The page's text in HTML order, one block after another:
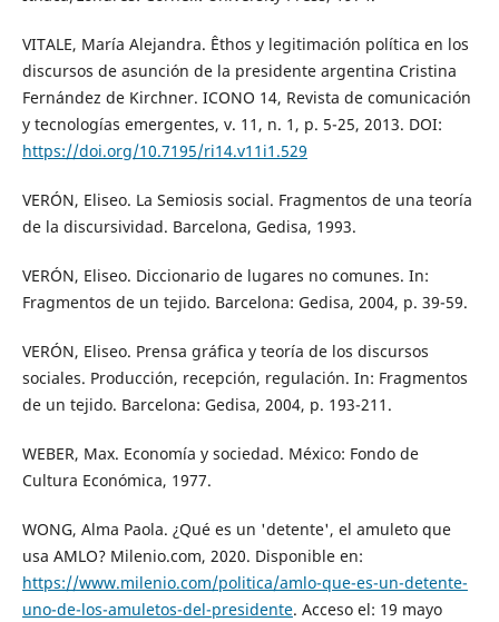
VITALE, María Alejandra. Êthos y legitimación política en los
discursos de asunción de la presidente argentina Cristina
Fernández de Kirchner. ICONO 14, Revista de comunicación
y tecnologías emergentes, v. 11, n. 1, p. 5-25, 2013. DOI:
https://doi.org/10.7195/ri14.v11i1.529
VERÓN, Eliseo. La Semiosis social. Fragmentos de una teoría
de la discursividad. Barcelona, Gedisa, 1993.
VERÓN, Eliseo. Diccionario de lugares no comunes. In:
Fragmentos de un tejido. Barcelona: Gedisa, 2004, p. 39-59.
VERÓN, Eliseo. Prensa gráfica y teoría de los discursos
sociales. Producción, recepción, regulación. In: Fragmentos
de un tejido. Barcelona: Gedisa, 2004, p. 193-211.
WEBER, Max. Economía y sociedad. México: Fondo de
Cultura Económica, 1977.
WONG, Alma Paola. ¿Qué es un 'detente', el amuleto que
usa AMLO? Milenio.com, 2020. Disponible en:
https://www.milenio.com/politica/amlo-que-es-un-detente-
uno-de-los-amuletos-del-presidente. Acceso el: 19 mayo